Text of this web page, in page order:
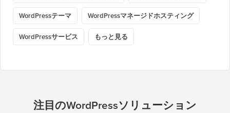
WordPressテーマ WordPressマネージドホスティング
WordPressサービス もっと見る
注目のWordPressソリューション